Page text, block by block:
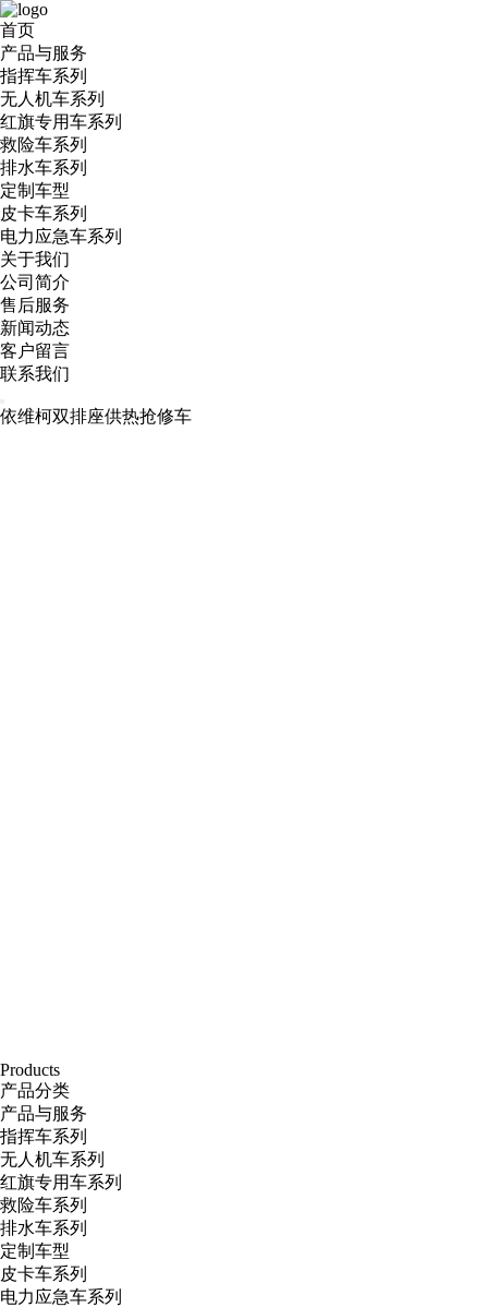
首页
产品与服务
指挥车系列
无人机车系列
红旗专用车系列
救险车系列
排水车系列
定制车型
皮卡车系列
电力应急车系列
关于我们
公司简介
售后服务
新闻动态
客户留言
联系我们
依维柯双排座供热抢修车
Products
产品分类
产品与服务
指挥车系列
无人机车系列
红旗专用车系列
救险车系列
排水车系列
定制车型
皮卡车系列
电力应急车系列